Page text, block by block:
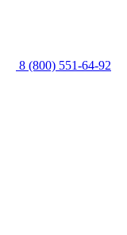
8 (800) 551-64-92